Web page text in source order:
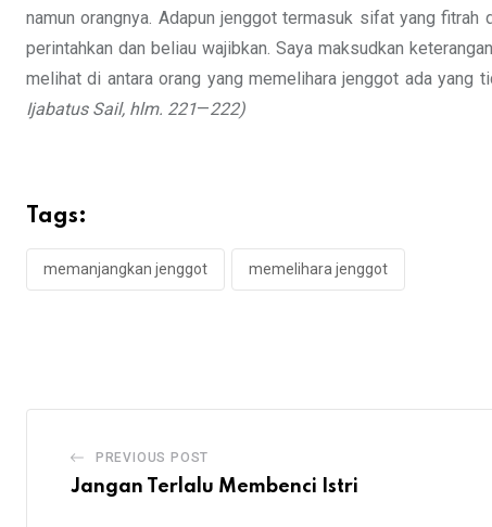
namun orangnya. Adapun jenggot termasuk sifat yang fitrah
perintahkan dan beliau wajibkan. Saya maksudkan
melihat di antara orang yang memelihara jenggot ada yang
Ijabatus Sail, hlm. 221—222)
Tags:
memanjangkan jenggot memelihara jenggot
PREVIOUS POST
Jangan Terlalu Membenci Istri